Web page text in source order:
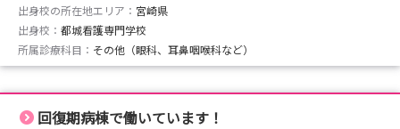
出身校の所在地エリア： 宮崎県
出身校： 都城看護専門学校
所属診療科目： その他（眼科、耳鼻咽喉科など）
回復期病棟で働いています！